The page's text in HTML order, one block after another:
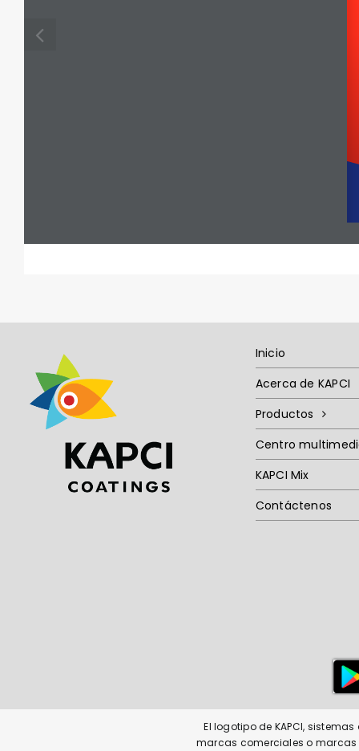
Inicio
Acerca de KAPCI
Productos
Centro
KAPCI Mix
Contáctenos
El logotipo de KAPCI,
marcas comerciales o marcas